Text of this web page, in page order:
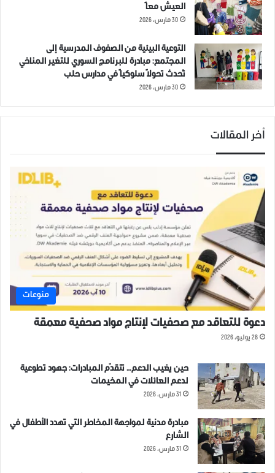
العيش معاً
30 مارس، 2026
التوعية البيئية من الصفوف المدرسية إلى
المجتمع: مبادرة للبرنامج السوري للتغير المناخي
تُحدث تحولاً سلوكياً في مدارس حلب
30 مارس، 2026
أخر المقالات
منوعات
دعوة للتعاقد مع صحفيات لإنتاج مواد صحفية معمقة
28 يوليو، 2026
حين يغيب الدعم… تتقدّم المبادرات: جهود تطوعية
لدعم العائلات في المخيمات
31 مارس، 2026
مبادرة مدنية لمواجهة المخاطر التي تهدد الأطفال في
الشارع
31 مارس، 2026